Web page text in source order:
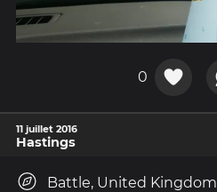
0
11 juillet 2016
Hastings
Battle, United Kingdom